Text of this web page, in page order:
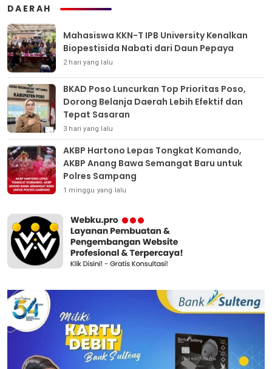
DAERAH
Mahasiswa KKN-T IPB University Kenalkan
Biopestisida Nabati dari Daun Pepaya
2 hari yang lalu
BKAD Poso Luncurkan Top Prioritas Poso,
Dorong Belanja Daerah Lebih Efektif dan
Tepat Sasaran
3 hari yang lalu
AKBP Hartono Lepas Tongkat Komando,
AKBP Anang Bawa Semangat Baru untuk
Polres Sampang
1 minggu yang lalu